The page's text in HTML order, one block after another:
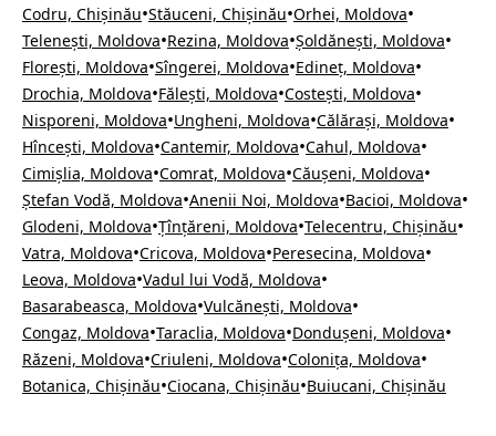
Codru, Chișinău•Stăuceni, Chișinău•Orhei, Moldova•
Telenești, Moldova•Rezina, Moldova•Șoldănești, Moldova•
Florești, Moldova•Sîngerei, Moldova•Edineț, Moldova•
Drochia, Moldova•Fălești, Moldova•Costești, Moldova•
Nisporeni, Moldova•Ungheni, Moldova•Călărași, Moldova•
Hîncești, Moldova•Cantemir, Moldova•Cahul, Moldova•
Cimișlia, Moldova•Comrat, Moldova•Căușeni, Moldova•
Ștefan Vodă, Moldova•Anenii Noi, Moldova•Bacioi, Moldova•
Glodeni, Moldova•Țînțăreni, Moldova•Telecentru, Chișinău•
Vatra, Moldova•Cricova, Moldova•Peresecina, Moldova•
Leova, Moldova•Vadul lui Vodă, Moldova•
Basarabeasca, Moldova•Vulcănești, Moldova•
Congaz, Moldova•Taraclia, Moldova•Dondușeni, Moldova•
Răzeni, Moldova•Criuleni, Moldova•Colonița, Moldova•
Botanica, Chișinău•Ciocana, Chișinău•Buiucani, Chișinău